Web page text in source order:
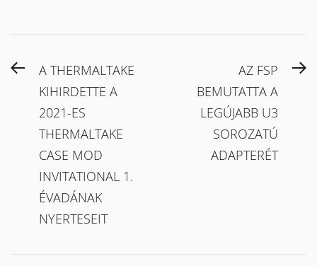
Bejegyzés
navigáció
PreviousA THERMALTAKE
KIHIRDETTE A
2021-ES
THERMALTAKE
CASE MOD
INVITATIONAL 1.
ÉVADÁNAK
NYERTESEIT
AZ FSP
BEMUTATTA A
LEGÚJABB U3
SOROZATÚ
ADAPTERÉT